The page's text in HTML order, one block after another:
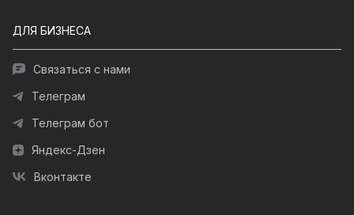
ДЛЯ БИЗНЕСА
Связаться с нами
Телеграм
Телеграм бот
Яндекс-Дзен
Вконтакте